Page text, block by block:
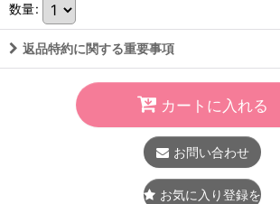
数量:
返品特約に関する重要事項
カートに入れる
お問い合わせ
お気に入り登録をする